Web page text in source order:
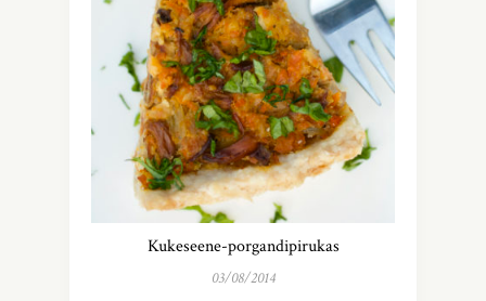
Kukeseene-porgandipirukas
03/08/2014